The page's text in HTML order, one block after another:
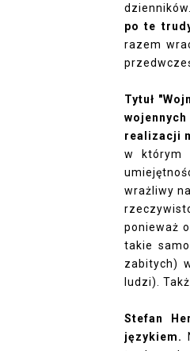
dzienników.
po te
razem
Tytuł
realizacji
w którym
wrażliwy
ponieważ
takie
zabitych)
ludzi).
Stefan
językiem.